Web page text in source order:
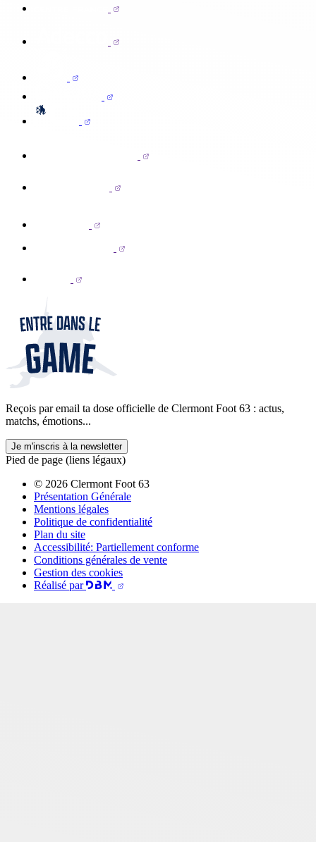
Reçois par email ta dose officielle de Clermont Foot 63 : actus,
matchs, émotions...
Je m'inscris à la newsletter
Pied de page (liens légaux)
© 2026 Clermont Foot 63
Présentation Générale
Mentions légales
Politique de confidentialité
Plan du site
Accessibilité: Partiellement conforme
Conditions générales de vente
Gestion des cookies
Réalisé par